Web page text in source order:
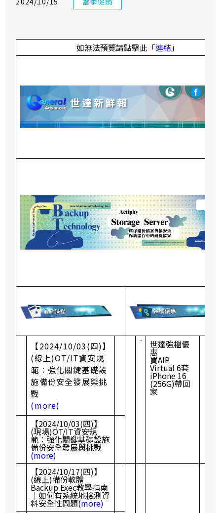
如無法預覽請點擊此「連結」
【2024/10/03(四)】
(線上)OT/IT資安規
範：強化關鍵基礎設
施備份安全發展與挑
戰
(more)
世達強檔優
惠
買AIP
Virtual 6套
iPhone 16
(256G)帶回
家
【2024/10/03(四)】
(現場)OT/IT資安規
範：強化關鍵基礎設施
備份安全發展與挑戰
(more)
【2024/10/17(四)】
(線上)備份軟體
Backup Exec教學指南
｜如何有系統地檢測資
料安全性問題(more)